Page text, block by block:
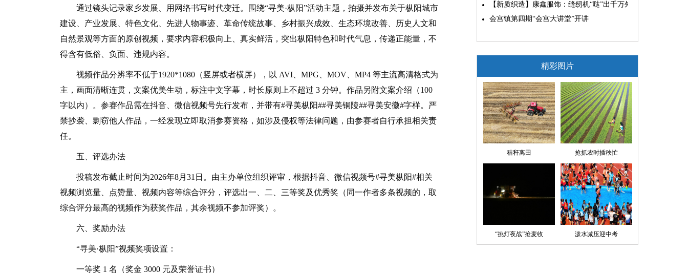
通过镜头记录家乡发展、用网络书写时代变迁。围绕“寻美·枞阳”活动主题，拍摄并发布关于枞阳城市
建设、产业发展、特色文化、先进人物事迹、革命传统故事、乡村振兴成效、生态环境改善、历史人文和
自然景观等方面的原创视频，要求内容积极向上、真实鲜活，突出枞阳特色和时代气息，传递正能量，不
得含有低俗、负面、违规内容。
视频作品分辨率不低于1920*1080（竖屏或者横屏），以 AVI、MPG、MOV、MP4 等主流高清格式为
主，画面清晰连贯，文案优美生动，标注中文字幕，时长原则上不超过 3 分钟。作品另附文案介绍（100
字以内）。参赛作品需在抖音、微信视频号先行发布，并带有#寻美枞阳##寻美铜陵##寻美安徽#字样。严
禁抄袭、剽窃他人作品，一经发现立即取消参赛资格，如涉及侵权等法律问题，由参赛者自行承担相关责
任。
五、评选办法
投稿发布截止时间为2026年8月31日。由主办单位组织评审，根据抖音、微信视频号#寻美枞阳#相关
视频浏览量、点赞量、视频内容等综合评分，评选出一、二、三等奖及优秀奖（同一作者多条视频的，取
综合评分最高的视频作为获奖作品，其余视频不参加评奖）。
六、奖励办法
“寻美·枞阳”视频奖项设置：
一等奖 1 名（奖金 3000 元及荣誉证书）
【新质织造】康鑫服饰：缝纫机“哒”出千万外贸大生意
会宫镇第四期“会宫大讲堂”开讲
精彩图片
秸秆离田 抢抓农时插秧忙
“挑灯夜战”抢麦收 泼水减压迎中考